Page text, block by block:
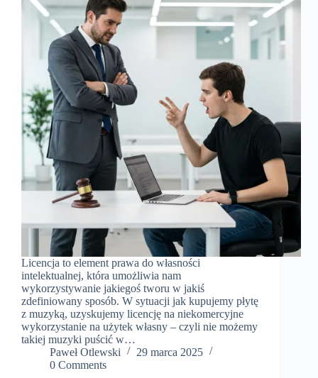
Licencja to element prawa do własności
intelektualnej, która umożliwia nam
wykorzystywanie jakiegoś tworu w jakiś
zdefiniowany sposób. W sytuacji jak kupujemy płytę
z muzyką, uzyskujemy licencję na niekomercyjne
wykorzystanie na użytek własny – czyli nie możemy
takiej muzyki puścić w…
Paweł Otlewski
29 marca 2025
0 Comments